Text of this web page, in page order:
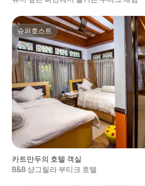
슈퍼호스트
슈퍼호스트
카트만두의 호텔 객실
B&B 샹그릴라 부티크 호텔